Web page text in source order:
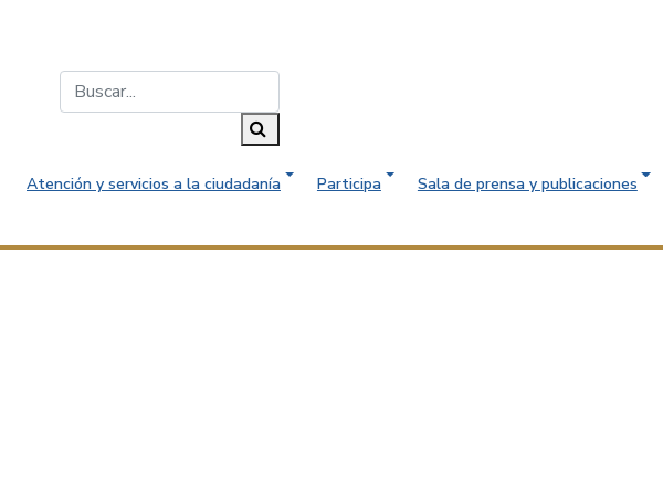
Atención y servicios a la ciudadanía Participa Sala de prensa y publicaciones